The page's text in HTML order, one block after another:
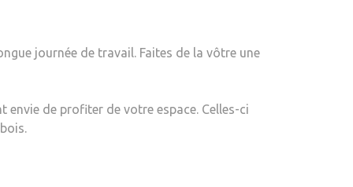
journée de travail. Faites de la vôtre une
de profiter de votre espace. Celles-ci